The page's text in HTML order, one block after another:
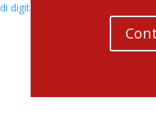
di digital trasformation